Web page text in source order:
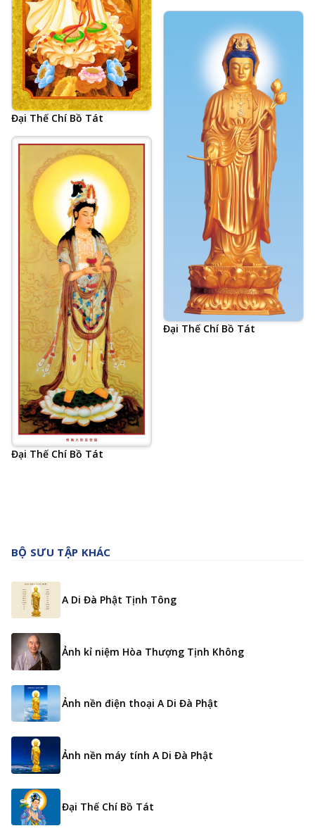
Đại Thế Chí Bồ Tát
Đại Thế Chí Bồ Tát
Đại Thế Chí Bồ Tát
BỘ SƯU TẬP KHÁC
A Di Đà Phật Tịnh Tông
Ảnh kỉ niệm Hòa Thượng Tịnh Không
Ảnh nền điện thoại A Di Đà Phật
Ảnh nền máy tính A Di Đà Phật
Đại Thế Chí Bồ Tát